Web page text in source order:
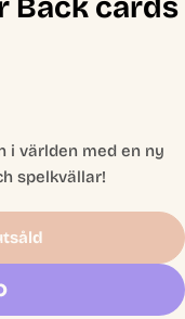
i världen med en ny
spelkvällar!
Rider Back
Fuchsia Rider